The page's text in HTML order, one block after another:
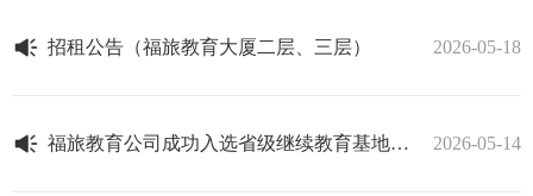
招租公告（福旅教育大厦二层、三层） 2026-05-18
福旅教育公司成功入选省级继续教育基地，开启职业教育发展新篇章 2026-05-14